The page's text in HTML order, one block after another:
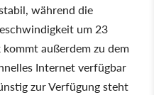
während die
um 23
außerdem zu dem
Internet verfügbar
zur Verfügung steht